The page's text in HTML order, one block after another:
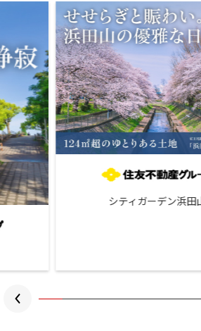
シティガーデン浜田